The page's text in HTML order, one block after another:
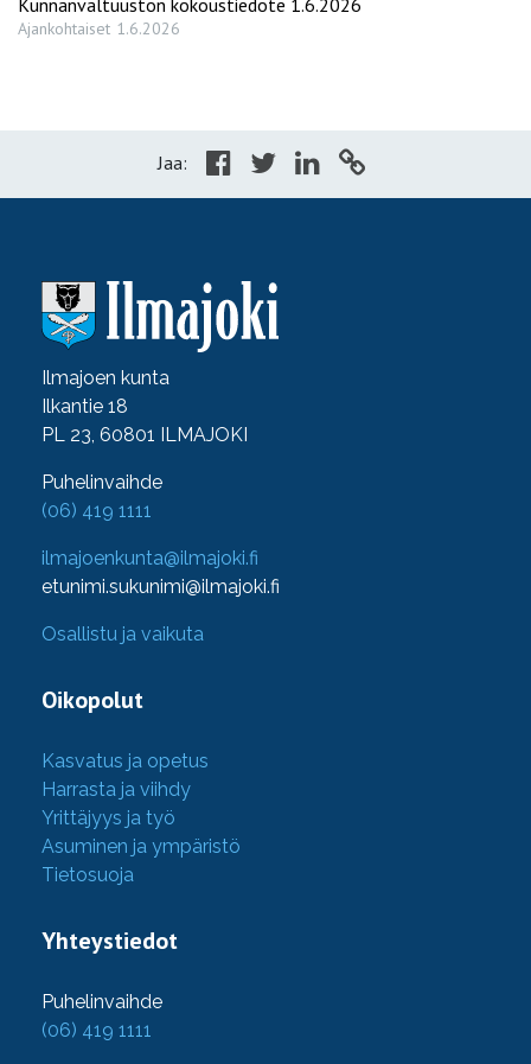
Ajankohtaiset 1.6.2026
Jaa:
Ilmajoen kunta
Ilkantie 18
PL 23, 60801 ILMAJOKI
Puhelinvaihde
(06) 419 1111
ilmajoenkunta@ilmajoki.fi
etunimi.sukunimi@ilmajoki.fi
Osallistu ja vaikuta
Oikopolut
Kasvatus ja opetus
Harrasta ja viihdy
Yrittäjyys ja työ
Asuminen ja ympäristö
Tietosuoja
Yhteystiedot
Puhelinvaihde
(06) 419 1111